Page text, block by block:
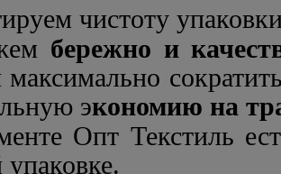
чистоту
бережно и
экономию на
Опт Текстиль